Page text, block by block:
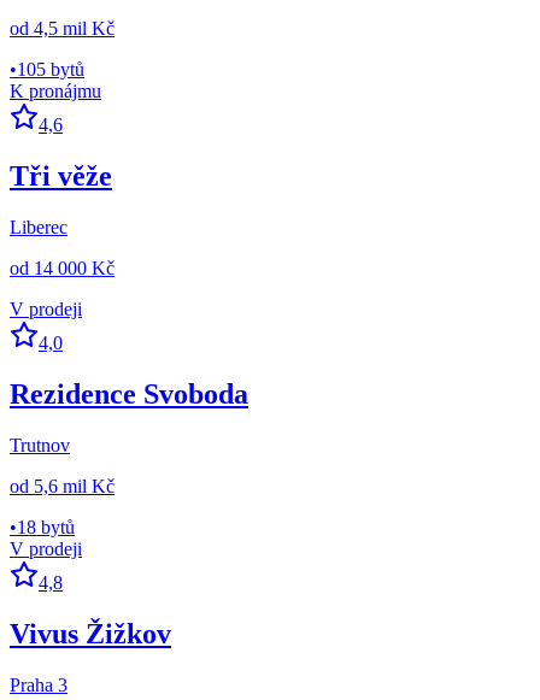
od 4,5 mil Kč
•105 bytů
K pronájmu
4,6
Tři věže
Liberec
od 14 000 Kč
V prodeji
4,0
Rezidence Svoboda
Trutnov
od 5,6 mil Kč
•18 bytů
V prodeji
4,8
Vivus Žižkov
Praha 3